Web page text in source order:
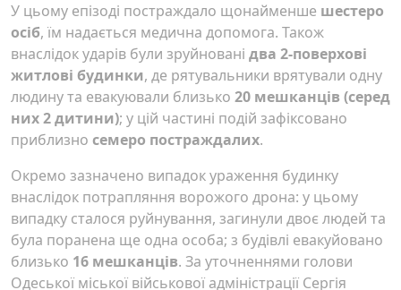
У цьому епізоді постраждало щонайменше шестеро
осіб, їм надається медична допомога. Також
внаслідок ударів були зруйновані два 2-поверхові
житлові будинки, де рятувальники врятували одну
людину та евакуювали близько 20 мешканців (серед
них 2 дитини); у цій частині подій зафіксовано
приблизно семеро постраждалих.
Окремо зазначено випадок ураження будинку
внаслідок потрапляння ворожого дрона: у цьому
випадку сталося руйнування, загинули двоє людей та
була поранена ще одна особа; з будівлі евакуйовано
близько 16 мешканців. За уточненнями голови
Одеської міської військової адміністрації Сергія